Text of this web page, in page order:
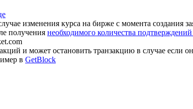
изменения курса на бирже с момента создания
получения необходимого количества
и может остановить транзакцию в случае если
в GetBlock